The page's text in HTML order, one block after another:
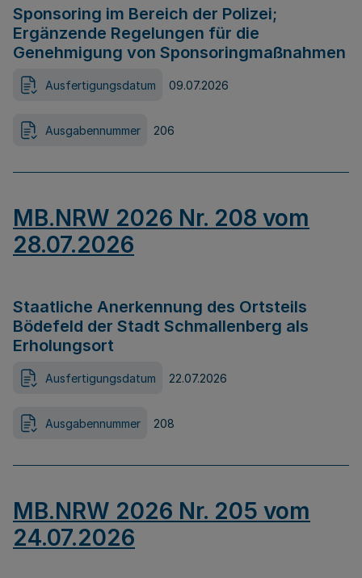
Sponsoring im Bereich der Polizei;
Ergänzende Regelungen für die
Genehmigung von Sponsoringmaßnahmen
Ausfertigungsdatum 09.07.2026
Ausgabennummer 206
MB.NRW 2026 Nr. 208 vom
28.07.2026
Staatliche Anerkennung des Ortsteils
Bödefeld der Stadt Schmallenberg als
Erholungsort
Ausfertigungsdatum 22.07.2026
Ausgabennummer 208
MB.NRW 2026 Nr. 205 vom
24.07.2026